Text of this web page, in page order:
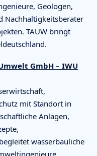
Geologen,
Nachhaltigkeitsberater
TAUW bringt
GmbH – IWU
mit Standort in
Anlagen,
wasserbauliche